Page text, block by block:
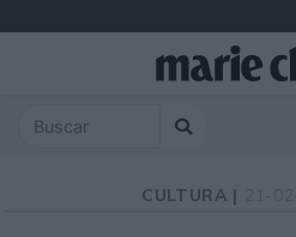
CULTURA |